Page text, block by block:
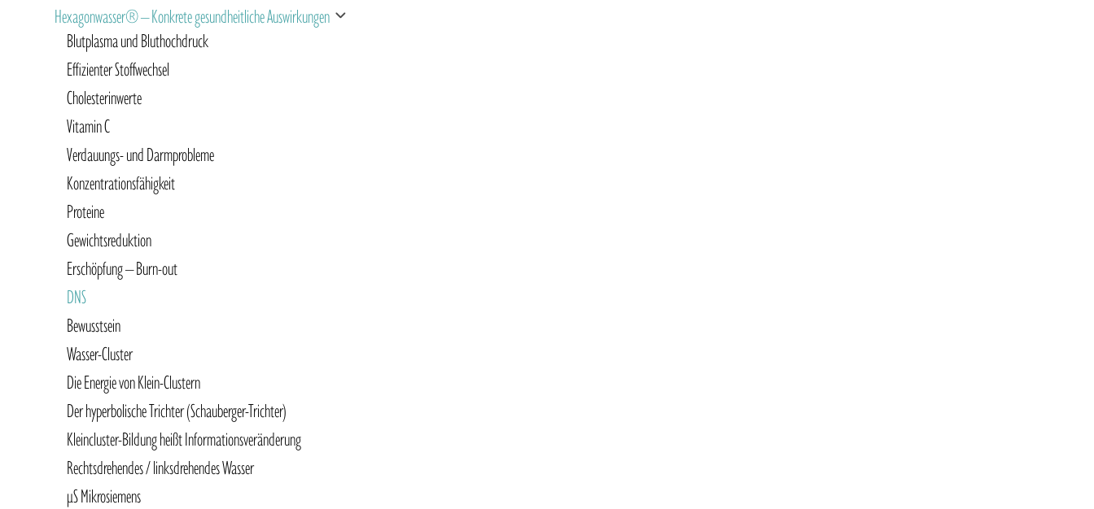
Hexagonwasser® – Konkrete gesundheitliche Auswirkungen
Blutplasma und Bluthochdruck
Effizienter Stoffwechsel
Cholesterinwerte
Vitamin C
Verdauungs- und Darmprobleme
Konzentrationsfähigkeit
Proteine
Gewichtsreduktion
Erschöpfung – Burn-out
DNS
Bewusstsein
Wasser-Cluster
Die Energie von Klein-Clustern
Der hyperbolische Trichter (Schauberger-Trichter)
Kleincluster-Bildung heißt Informationsveränderung
Rechtsdrehendes / linksdrehendes Wasser
µS Mikrosiemens